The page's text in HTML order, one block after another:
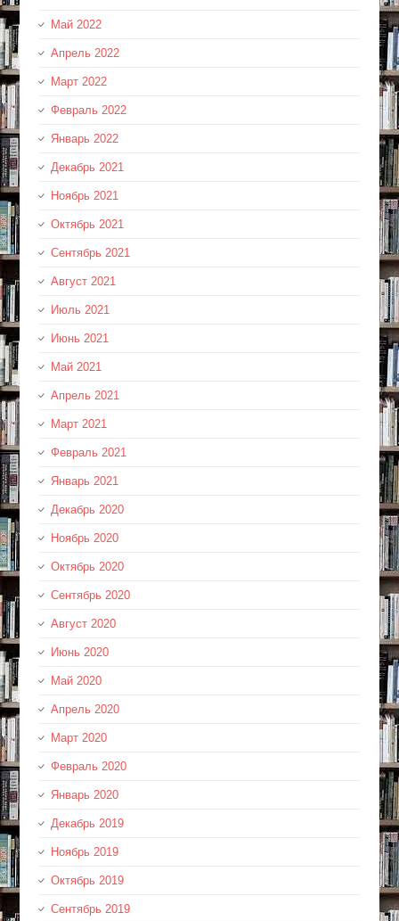
Май 2022
Апрель 2022
Март 2022
Февраль 2022
Январь 2022
Декабрь 2021
Ноябрь 2021
Октябрь 2021
Сентябрь 2021
Август 2021
Июль 2021
Июнь 2021
Май 2021
Апрель 2021
Март 2021
Февраль 2021
Январь 2021
Декабрь 2020
Ноябрь 2020
Октябрь 2020
Сентябрь 2020
Август 2020
Июнь 2020
Май 2020
Апрель 2020
Март 2020
Февраль 2020
Январь 2020
Декабрь 2019
Ноябрь 2019
Октябрь 2019
Сентябрь 2019